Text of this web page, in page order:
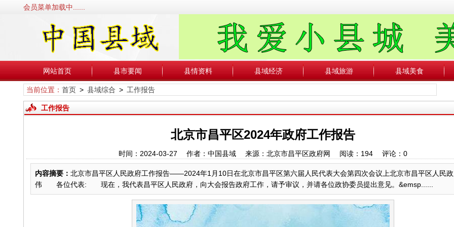
会员菜单加载中......
网站首页 县市要闻 县情资料 县域经济 县域旅游 县域美食
当前位置： 首页> 县域综合 > 工作报告
工作报告
北京市昌平区2024年政府工作报告
时间：2024-03-27 作者：中国县域 来源：北京市昌平区政府网 阅读： 194评论： 0
内容摘要： 北京市昌平区人民政府工作报告——2024年1月10日在北京市昌平区第六届人民代表大会第四次会议上北京市昌平区人民
伟 各位代表: 现在，我代表昌平区人民政府，向大会报告政府工作，请予审议，并请各位政协委员提出意见。&emsp......